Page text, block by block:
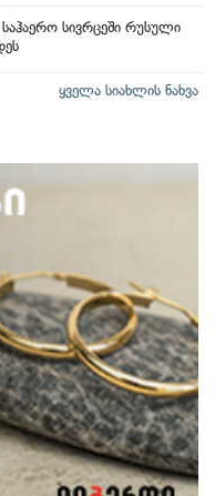
სივრცეში რუსული
ყველა სიახლის ნახვა